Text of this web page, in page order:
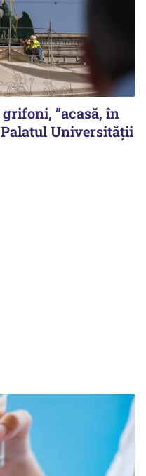
”acasă, în
Universității